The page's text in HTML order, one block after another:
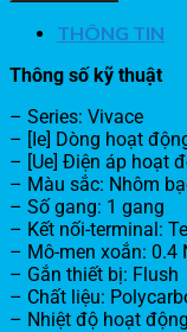
THÔNG TIN
Thông số kỹ thuật
– Series: Vivace
– [Ie] Dòng hoạt
– [Ue] Điện áp hoạt
– Màu sắc: Nhôm
– Số gang: 1 gang
– Kết nối-terminal:
– Mô-men xoắn: 0.4
– Gắn thiết bị: Flush
– Chất liệu:
– Nhiệt độ hoạt